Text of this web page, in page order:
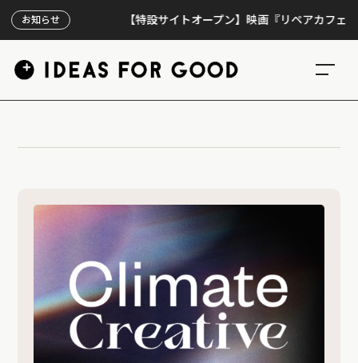
お知らせ 【特設サイトオープン】映画『リペアカフェ』、